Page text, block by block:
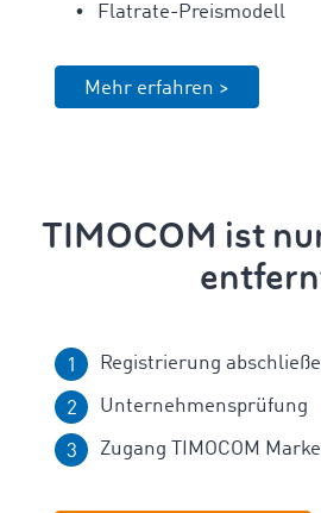
Flatrate-Preismodell
Mehr erfahren >
TIMOCOM ist
Registrierung
Unternehmensprüfung
Zugang TIMOCOM